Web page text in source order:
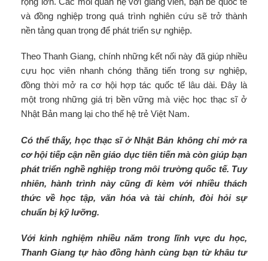
và đồng nghiệp trong quá trình nghiên cứu sẽ trở thành
nền tảng quan trọng để phát triển sự nghiệp.
Theo Thanh Giang, chính những kết nối này đã giúp nhiều
cựu học viên nhanh chóng thăng tiến trong sự nghiệp,
đồng thời mở ra cơ hội hợp tác quốc tế lâu dài. Đây là
một trong những giá trị bền vững mà việc học thạc sĩ ở
Nhật Bản mang lại cho thế hệ trẻ Việt Nam.
Có thể thấy, học thạc sĩ ở Nhật Bản không chỉ mở ra
cơ hội tiếp cận nền giáo dục tiên tiến mà còn giúp bạn
phát triển nghề nghiệp trong môi trường quốc tế. Tuy
nhiên, hành trình này cũng đi kèm với nhiều thách
thức về học tập, văn hóa và tài chính, đòi hỏi sự
chuẩn bị kỹ lưỡng.
Với kinh nghiệm nhiều năm trong lĩnh vực du học,
Thanh Giang tự hào đồng hành cùng bạn từ khâu tư